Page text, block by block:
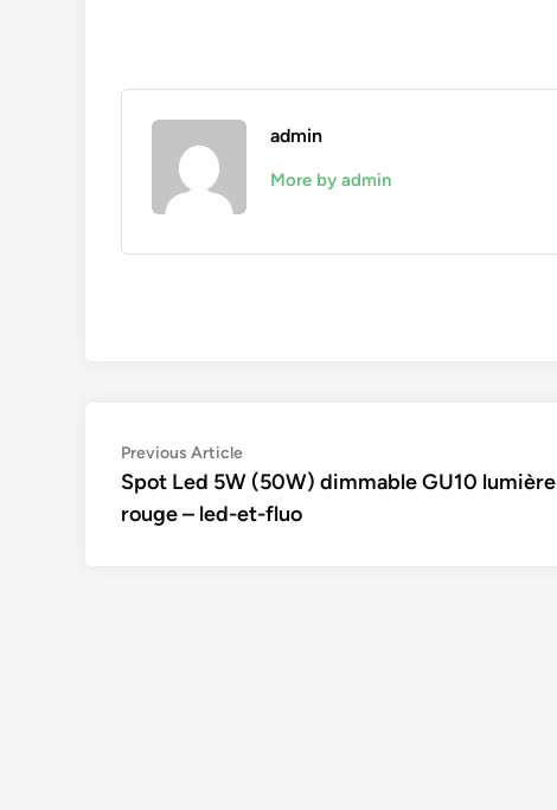
admin
More by admin
Navigation
de
l’article
Previous ArticlePrevious
article:
Spot Led 5W (50W) dimmable GU10 lumière
rouge – led-et-fluo